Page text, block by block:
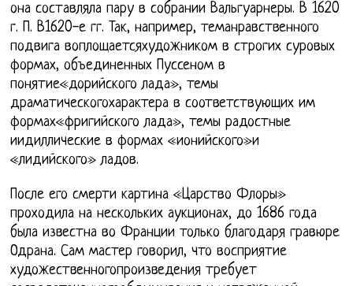
она составляла пару в собрании Вальгуарнеры. В 1620
г. П. В1620-е гг. Так, например, теманравственного
подвига воплощаетсяхудожником в строгих суровых
формах, объединенных Пуссеном в
понятие«дорийского лада», темы
драматическогохарактера в соответствующих им
формах«фригийского лада», темы радостные
иидиллические в формах «ионийского»и
«лидийского» ладов.
После его смерти картина «Царство Флоры»
проходила на нескольких аукционах, до 1686 года
была известна во Франции только благодаря гравюре
Одрана. Сам мастер говорил, что восприятие
художественногопроизведения требует